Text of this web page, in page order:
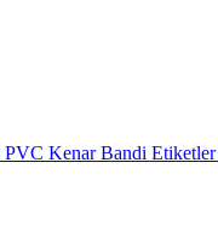
PVC Kenar Bandi Etiketler